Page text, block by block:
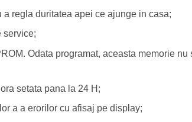
a regla duritatea apei ce ajunge in casa;
service;
Odata programat, aceasta memorie
setata pana la 24 H;
a a erorilor cu afisaj pe display;